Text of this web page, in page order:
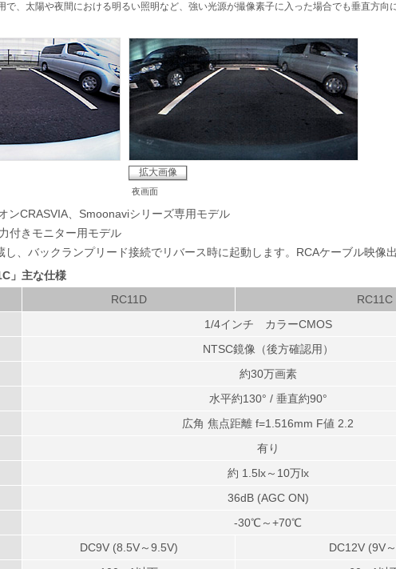
で、太陽や夜間における明るい照明など、強い光源が撮像素子に入った場合でも垂直方向
拡大画像
夜画面
ンCRASVIA、Smoonaviシリーズ専用モデル
付きモニター用モデル
し、バックランプリード接続でリバース時に起動します。RCAケーブル映像
」主な仕様
RC11D RC11C
1/4インチ カラーCMOS
NTSC鏡像（後方確認用）
約30万画素
水平約130° / 垂直約90°
広角 焦点距離 f=1.516mm F値 2.2
有り
約 1.5lx～10万lx
36dB (AGC ON)
-30℃～+70℃
DC9V (8.5V～9.5V) DC12V (9V